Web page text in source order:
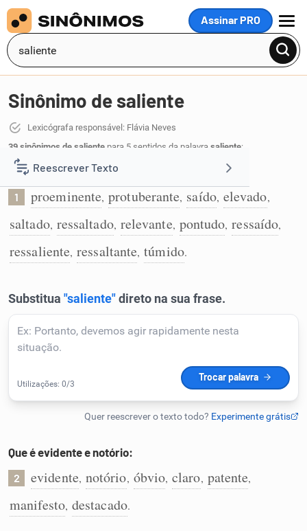
Assinar PRO
MENU
Reescrever Texto
Resumir Texto
Corrigir Texto
Humanizador de IA
Cata-letras
Caça-palavras
Sinônimo de saliente
Lexicógrafa responsável: Flávia Neves
39 sinônimos de saliente para 5 sentidos da palavra saliente:
Que sobressai:
1 proeminente, protuberante, saído, elevado,
saltado, ressaltado, relevante, pontudo, ressaído,
ressaliente, ressaltante, túmido.
Que é evidente e notório:
2 evidente, notório, óbvio, claro, patente,
manifesto, destacado.